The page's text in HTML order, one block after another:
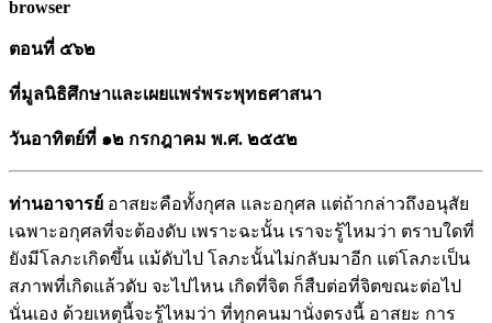
browser
ตอนที่ ๕๖๒
ที่มูลนิธิศึกษาและเผยแพร่พระพุทธศาสนา
วันอาทิตย์ที่ ๑๒ กรกฎาคม พ.ศ. ๒๕๕๒
ท่านอาจารย์ อาสยะคือทั้งกุศล และอกุศล แต่ถ้ากล่าวถึงอนุสัย
เฉพาะอกุศลที่จะต้องดับ เพราะฉะนั้น เราจะรู้ไหมว่า ตราบใดที่
ยังมีโลภะเกิดขึ้น แม้ดับไป โลภะนั้นไม่กลับมาอีก แต่โลภะเป็น
สภาพที่เกิดแล้วดับ จะไปไหน เกิดที่จิต ก็สืบต่อที่จิตขณะต่อไป
นั่นเอง ด้วยเหตุนี้จะรู้ไหมว่า ที่ทุกคนมานั่งตรงนี้ อาสยะ การ